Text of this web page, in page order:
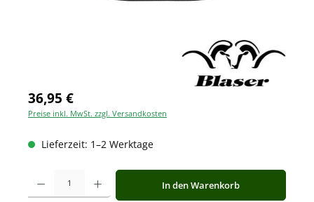
36,95 €
Preise inkl. MwSt. zzgl. Versandkosten
Lieferzeit: 1–2 Werktage
Produkt Anzahl: Gib den gewünschten Wert ein oder benutze die
In den Warenkorb